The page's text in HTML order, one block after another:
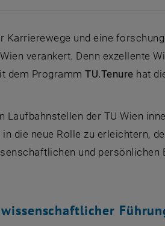
Karrierewege und eine
verankert. Denn exzellente
dem ProgrammTU.Tenure hat
der TU Wien
die neue Rolle zu erleichtern,
und persönlichen